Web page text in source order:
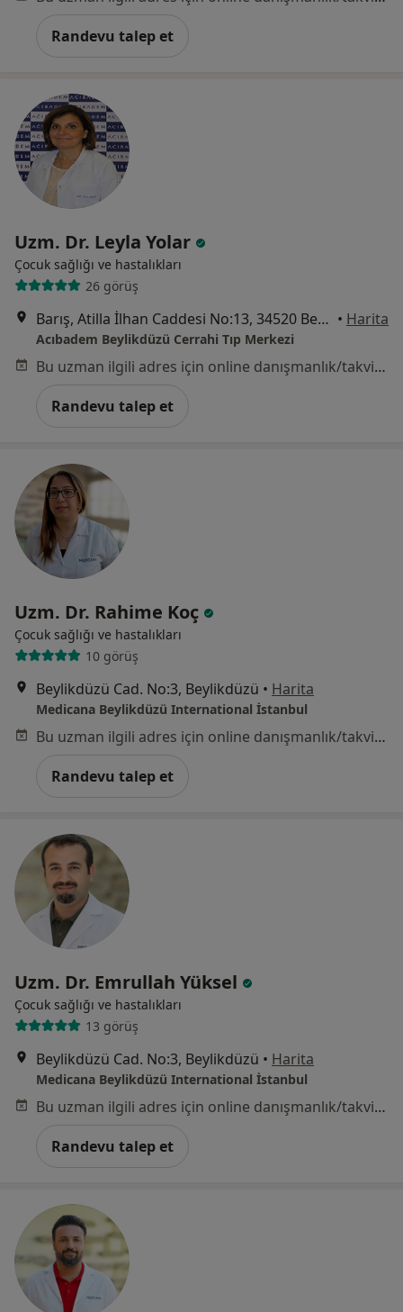
Randevu talep et
Uzm. Dr. Leyla Yolar
Çocuk sağlığı ve hastalıkları
26 görüş
Barış, Atilla İlhan Caddesi No:13, 34520 Beylikdüzü/İstanbul, Büyükçekmece • Harita
Acıbadem Beylikdüzü Cerrahi Tıp Merkezi
Bu uzman ilgili adres için online danışmanlık/takvim sunmuyor.
Randevu talep et
Uzm. Dr. Rahime Koç
Çocuk sağlığı ve hastalıkları
10 görüş
Beylikdüzü Cad. No:3, Beylikdüzü • Harita
Medicana Beylikdüzü International İstanbul
Bu uzman ilgili adres için online danışmanlık/takvim sunmuyor.
Randevu talep et
Uzm. Dr. Emrullah Yüksel
Çocuk sağlığı ve hastalıkları
13 görüş
Beylikdüzü Cad. No:3, Beylikdüzü • Harita
Medicana Beylikdüzü International İstanbul
Bu uzman ilgili adres için online danışmanlık/takvim sunmuyor.
Randevu talep et